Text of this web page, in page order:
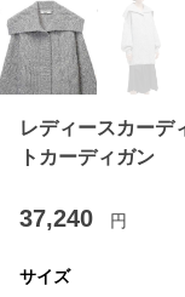
レディースカーデ
トカーディガン
37,240 円
サイズ